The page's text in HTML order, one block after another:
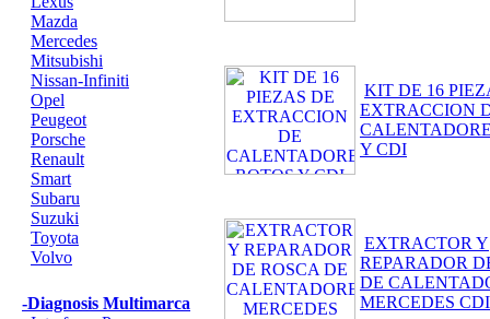
Mazda
Mercedes
Mitsubishi
Nissan-Infiniti
Opel
Peugeot
Porsche
Renault
Smart
Subaru
Suzuki
Toyota
Volvo
-Diagnosis Multimarca
KIT DE 16
EXTRACCION
Y CDI
EXTRACTOR Y
REPARADOR
DE
MERCEDES CDI